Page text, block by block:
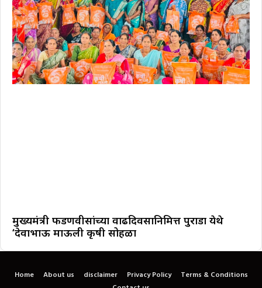
मुख्यमंत्री फडणवीसांच्या वाढदिवसानिमित्त पुराडा येथे
‘देवाभाऊ माऊली कृषी सोहळा
Home About us disclaimer Privacy Policy
Terms & Conditions